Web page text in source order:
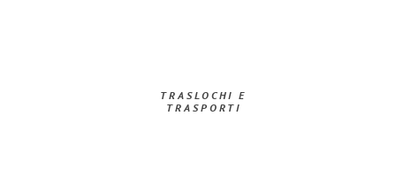
TRASLOCHI E
TRASPORTI​